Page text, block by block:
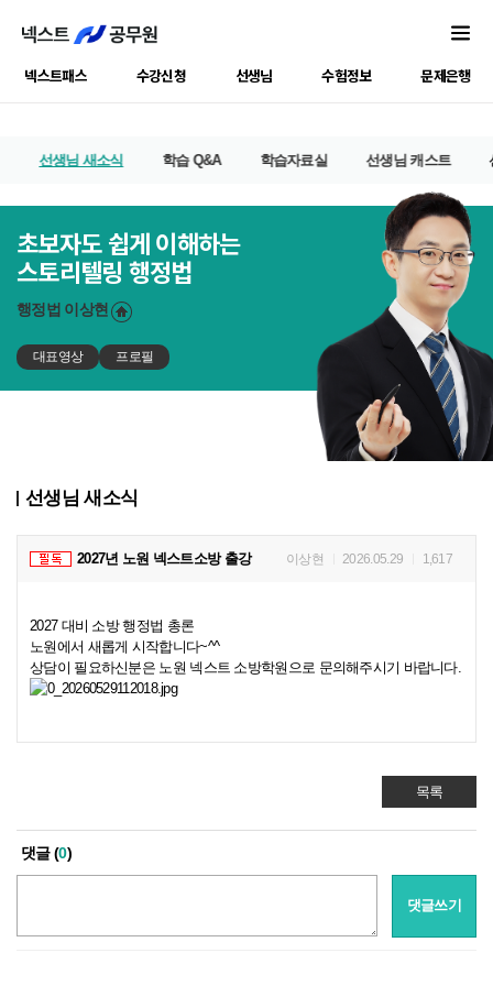
넥스트패스 수강신청 선생님 수험정보 문제은행
선생님 새소식 학습 Q&A 학습자료실 선생님 캐스트
초보자도 쉽게 이해하는
스토리텔링 행정법
행정법 이상현
대표영상 프로필
선생님 새소식
2027년 노원 넥스트소방 출강 이상현 2026.05.29 1,617
2027 대비 소방 행정법 총론
노원에서 새롭게 시작합니다~^^
상담이 필요하신분은 노원 넥스트 소방학원으로 문의해주시기 바랍니다.
목록
댓글 (0)
댓글쓰기